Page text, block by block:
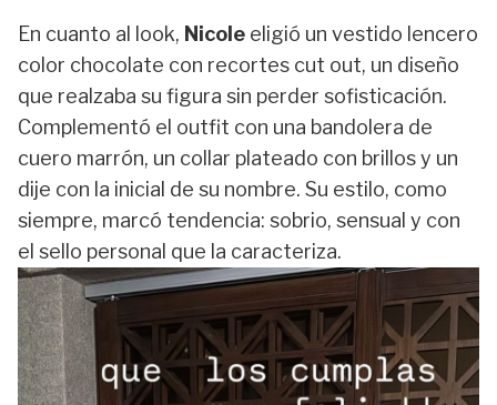
En cuanto al look, Nicole eligió un vestido lencero
color chocolate con recortes cut out, un diseño
que realzaba su figura sin perder sofisticación.
Complementó el outfit con una bandolera de
cuero marrón, un collar plateado con brillos y un
dije con la inicial de su nombre. Su estilo, como
siempre, marcó tendencia: sobrio, sensual y con
el sello personal que la caracteriza.